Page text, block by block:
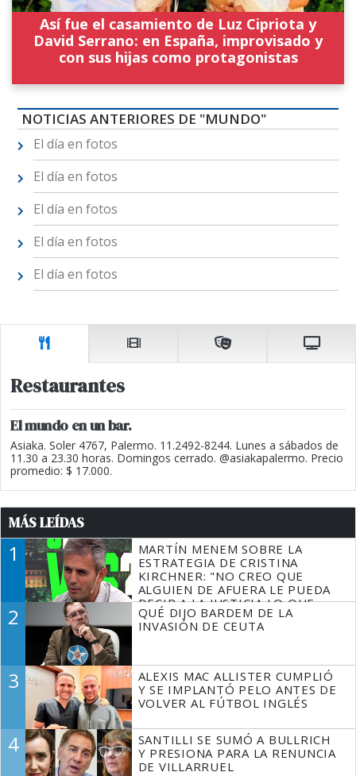
Así fue el casamiento de Luz Cipriota y
David Serrano: en España, improvisado y
con sus hijas como protagonistas
NOTICIAS ANTERIORES DE "MUNDO"
El día en fotos
El día en fotos
El día en fotos
El día en fotos
El día en fotos
Restaurantes
El mundo en un bar.
Asiaka. Soler 4767, Palermo. 11.2492-8244. Lunes a sábados de
11.30 a 23.30 horas. Domingos cerrado. @asiakapalermo. Precio
promedio: $ 17.000.
MÁS LEÍDAS
1
MARTÍN MENEM SOBRE LA
ESTRATEGIA DE CRISTINA
KIRCHNER: "NO CREO QUE
ALGUIEN DE AFUERA LE PUEDA
DECIR A LA JUSTICIA LO QUE
TIENE QUE HACER"
2
QUÉ DIJO BARDEM DE LA
INVASIÓN DE CEUTA
3
ALEXIS MAC ALLISTER CUMPLIÓ
Y SE IMPLANTÓ PELO ANTES DE
VOLVER AL FÚTBOL INGLÉS
4
SANTILLI SE SUMÓ A BULLRICH
Y PRESIONA PARA LA RENUNCIA
DE VILLARRUEL